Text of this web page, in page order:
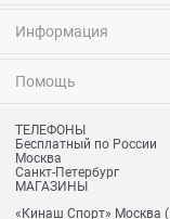
Информация
Помощь
ТЕЛЕФОНЫ
Бесплатный по России
Москва
Санкт-Петербург
МАГАЗИНЫ
«Кинаш Спорт» Москва